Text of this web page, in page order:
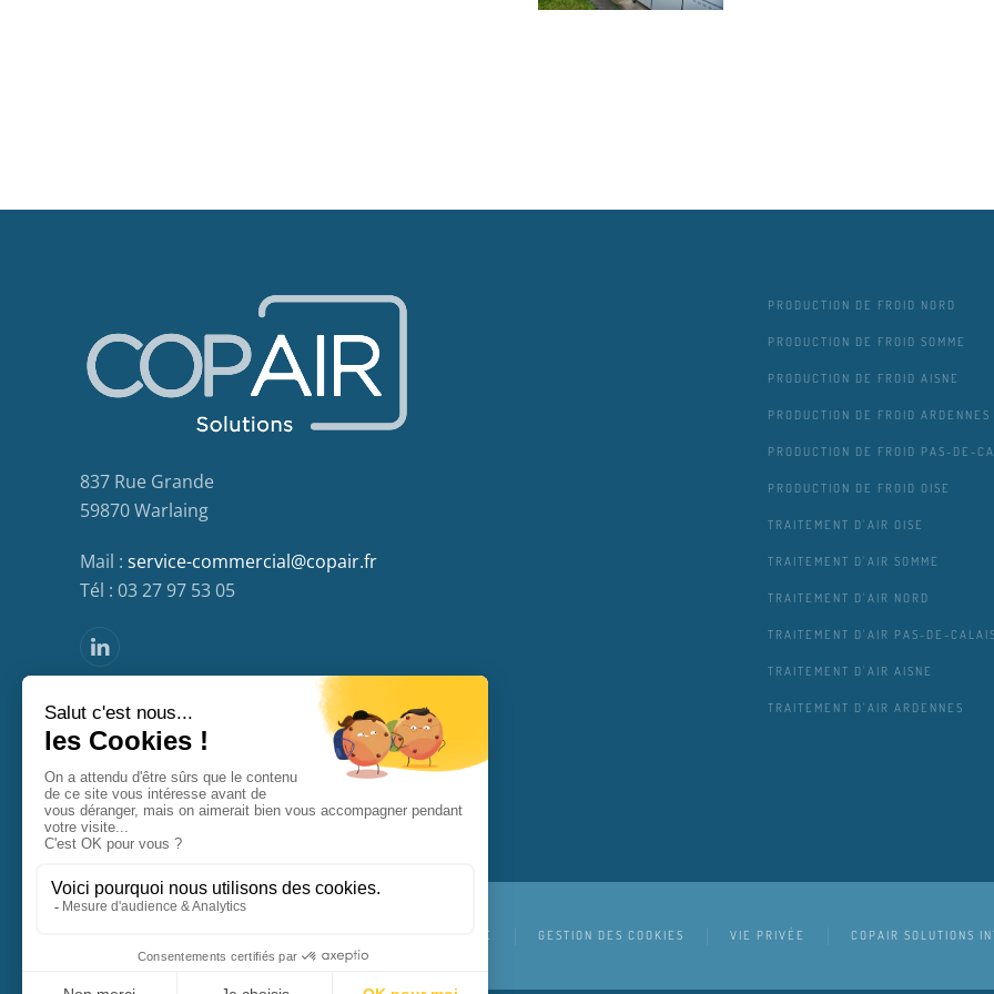
837 Rue Grande
59870 Warlaing
Mail : service-commercial@copair.fr
Tél : 03 27 97 53 05
PRODUCTION DE FROID NORD
PRODUCTION DE FROID SOMME
PRODUCTION DE FROID AISNE
PRODUCTION DE FROID ARDENNES
PRODUCTION DE FROID PAS-DE-
PRODUCTION DE FROID OISE
TRAITEMENT D'AIR OISE
TRAITEMENT D'AIR SOMME
TRAITEMENT D'AIR NORD
TRAITEMENT D'AIR PAS-DE-
TRAITEMENT D'AIR AISNE
TRAITEMENT D'AIR ARDENNES
PLAN DU SITE GESTION DES COOKIES VIE PRIVÉE COPAIR SOLUTIONS